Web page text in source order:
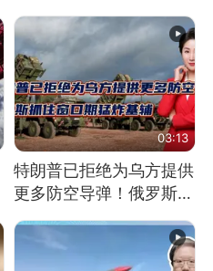
03:13
特朗普已拒绝为乌方提供
更多防空导弹！俄罗斯抓